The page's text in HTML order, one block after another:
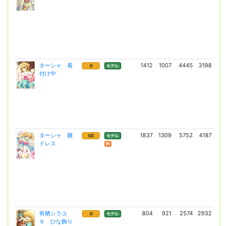
ターシャ 着
付け中
G モデル 1412 1007 4445 3198
ターシャ 雛
ドレス
GS
モデル
Pl
1837 1309 5752 4187
有栖シラユ
キ ひな飾り
G モデル 804 921 2574 2932